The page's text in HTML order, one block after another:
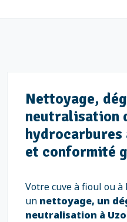
Nettoyage,
neutralisation
hydrocarbures
et conformité
Votre cuve à fioul ou
un nettoyage, un
neutralisation à